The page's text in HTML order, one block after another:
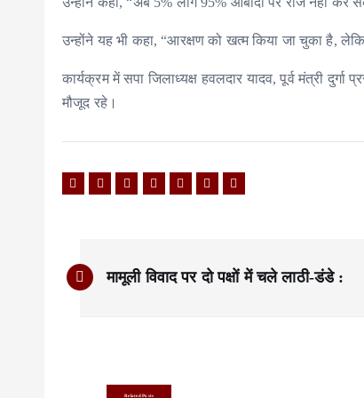
उन्होंने यह भी कहा, “आरक्षण को खत्म किया जा चुका है,
कार्यक्रम में सपा जिलाध्यक्ष हवलदार यादव, पूर्व मंत्री
मौजूद रहे।
P
o
मामूली विवाद पर दो पक्षों में चले लाठी-डंडे :
Related Posts